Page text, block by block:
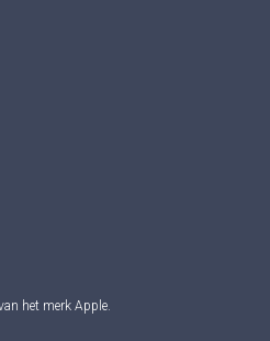
het merk Apple.